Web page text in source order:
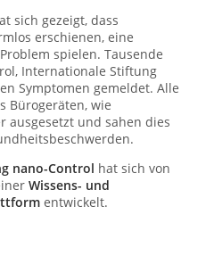
sich gezeigt, dass
erschienen, eine
spielen. Tausende
Internationale Stiftung
Symptomen gemeldet. Alle
Bürogeräten, wie
ausgesetzt und sahen dies
nano-Control hat sich von
Wissens- und
entwickelt.